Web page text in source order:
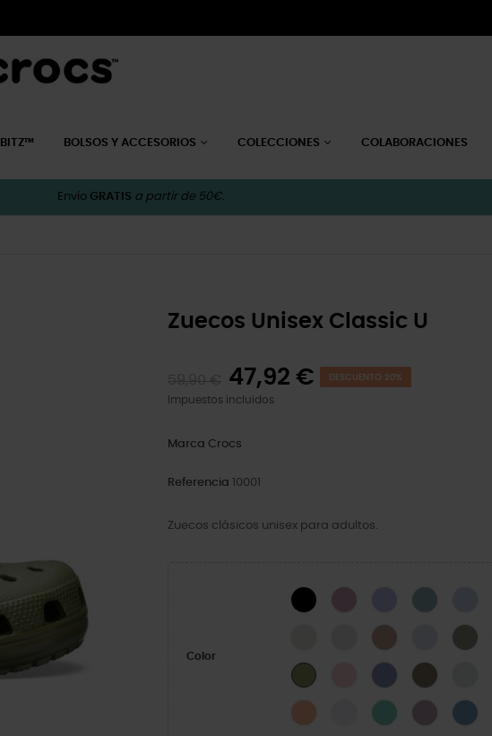
BOLSOS Y ACCESORIOS COLECCIONES COLABORACIONES
Envío GRATIS a partir de 50€.
Zuecos Unisex Classic U
47,92 € DESCUENTO 20%
Impuestos incluidos
Marca Crocs
Referencia 10001
Zuecos clásicos unisex para adultos.
Color
Black HydrangeaMystic Purple
Atmosphere
Army GreenPowder PinkBlue HazeTaupe
Electric Sunstone
Grape IceRetro Dusty